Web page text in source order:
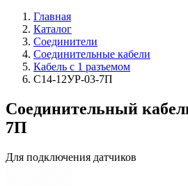
Главная
Каталог
Соединители
Соединительные кабели
Кабель с 1 разъемом
С14-12УР-03-7П
Соединительный
7П
Для подключения датчиков